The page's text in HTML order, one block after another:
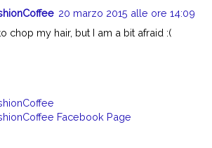
20 marzo 2015 alle ore 14:09
chop my hair, but I am a bit afraid :(
Facebook Page